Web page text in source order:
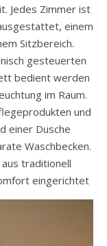
Jedes Zimmer ist
einem
Sitzbereich.
gesteuerten
bedient werden
im Raum.
und
einer Dusche
Waschbecken.
traditionell
eingerichtet